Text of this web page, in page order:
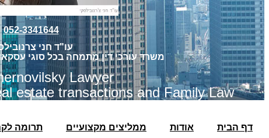
052-3341644
עו"ד חני
משרד עורכי דין מתמחה בכל סוגי
Lawyer
estate transactions and Family Law
דף הבית אודות ממליצים מקצועיים תרומה